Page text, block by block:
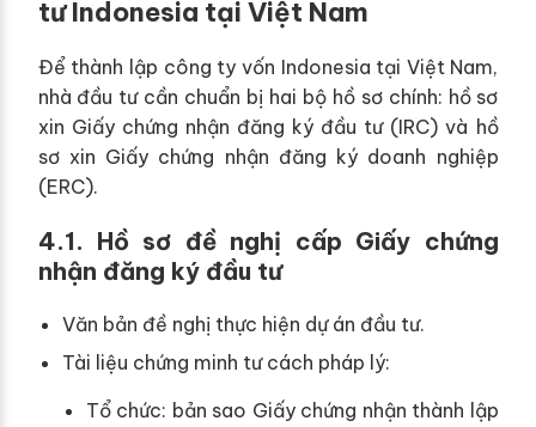
tư Indonesia tại Việt Nam
Để thành lập công ty vốn Indonesia tại Việt Nam,
nhà đầu tư cần chuẩn bị hai bộ hồ sơ chính: hồ sơ
xin Giấy chứng nhận đăng ký đầu tư (IRC) và hồ
sơ xin Giấy chứng nhận đăng ký doanh nghiệp
(ERC).
4.1. Hồ sơ đề nghị cấp Giấy chứng
nhận đăng ký đầu tư
Văn bản đề nghị thực hiện dự án đầu tư.
Tài liệu chứng minh tư cách pháp lý:
Tổ chức: bản sao Giấy chứng nhận thành lập